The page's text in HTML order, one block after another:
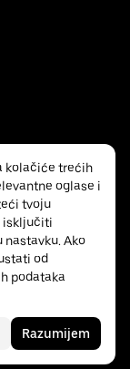
kolačiće trećih
oglase i
tvoju
isključiti
nastavku. Ako
od
podataka
Razumijem